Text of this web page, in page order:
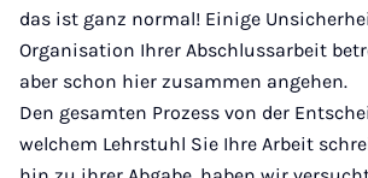
das ist ganz normal! Einige
Organisation Ihrer Abschlussarbeit
aber schon hier zusammen angehen.
Den gesamten Prozess von der
welchem Lehrstuhl Sie Ihre Arbeit